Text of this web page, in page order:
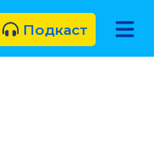
Подкаст